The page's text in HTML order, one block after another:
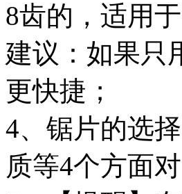
8齿的，适用
建议：如果只
更快捷；
4、锯片的选
质等4个方面